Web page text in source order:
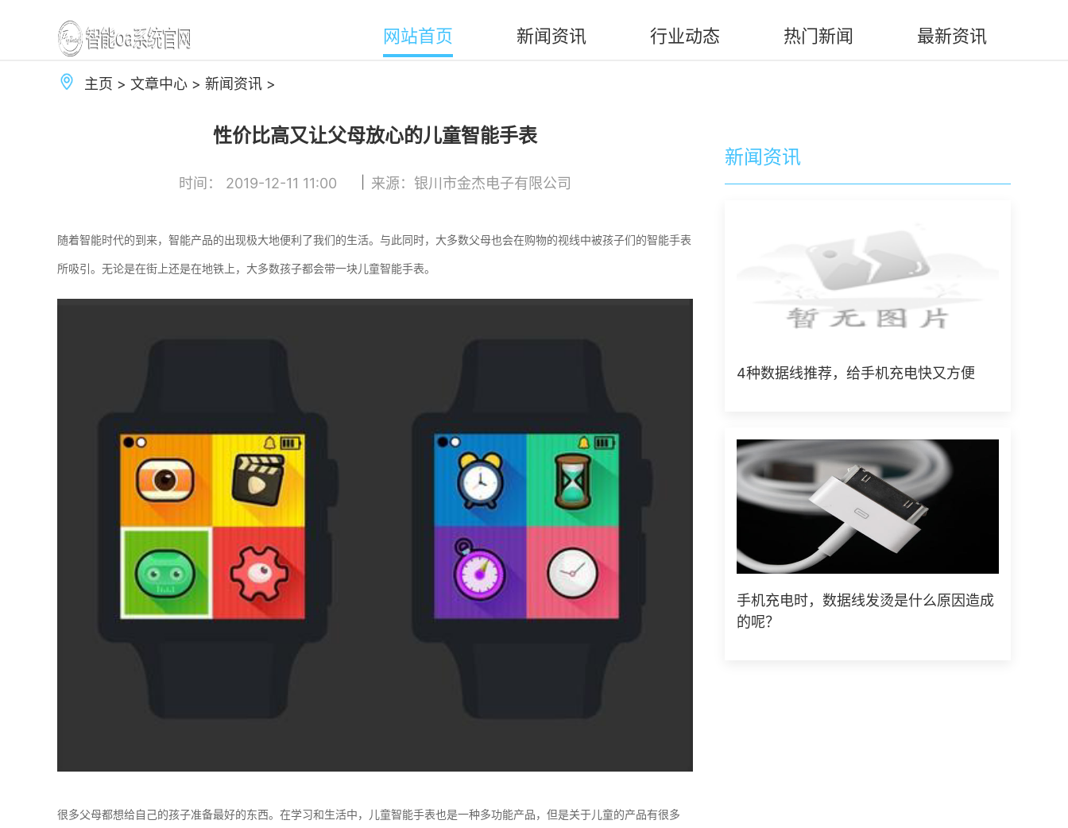
网站首页 新闻资讯 行业动态 热门新闻 最新资讯
主页 > 文章中心 > 新闻资讯 >
性价比高又让父母放心的儿童智能手表
时间： 2019-12-11 11:00 来源：银川市金杰电子有限公司
随着智能时代的到来，智能产品的出现极大地便利了我们的生活。与此同时，大多数父母也会在购物的视线中被孩子们的智能手表
所吸引。无论是在街上还是在地铁上，大多数孩子都会带一块儿童智能手表。
很多父母都想给自己的孩子准备最好的东西。在学习和生活中，儿童智能手表也是一种多功能产品，但是关于儿童的产品有很多
新闻资讯
4种数据线推荐，给手机充电快又方便
手机充电时，数据线发烫是什么原因造成
的呢？